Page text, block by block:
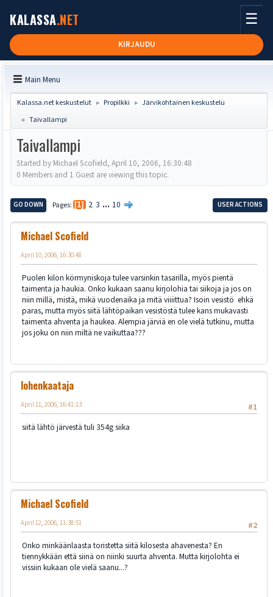
KALASSA.NET
KIRJAUDU
☰
Main Menu
Kalassa.net keskustelut ► Propilkki ► Järvikohtainen keskustelu
► Taivallampi
Taivallampi
Started by Michael Scofield, April 10, 2006, 16:30:48
0 Members and 1 Guest are viewing this topic.
GO DOWN Pages 1 2 3 ... 10 USER ACTIONS
Michael Scofield
April 10, 2006, 16:30:48
Puolen kilon körmyniskoja tulee varsinkin tasarilla, myös pientä
taimenta ja haukia. Onko kukaan saanu kirjolohia tai siikoja ja jos on
niin millä, mistä, mikä vuodenaika ja mitä viiiittua? Isoin vesistö ehkä
paras, mutta myös siitä lähtöpaikan vesistöstä tulee kans mukavasti
taimenta ahventa ja haukea. Alempia järviä en ole vielä tutkinu, mutta
jos joku on niin miltä ne vaikuttaa???
lohenkaataja
#1
April 11, 2006, 16:41:13
siitä lähtö järvestä tuli 354g siika
Michael Scofield
#2
April 12, 2006, 11:38:51
Onko minkäänlaasta toristetta siitä kilosesta ahavenesta? En
tiennykkään että siinä on niinki suurta ahventa. Mutta kirjolohta ei
vissiin kukaan ole vielä saanu...?